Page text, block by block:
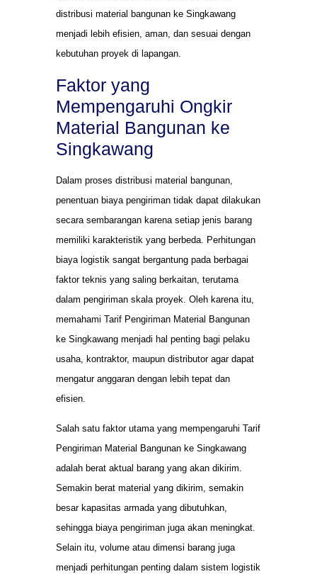
distribusi material bangunan ke Singkawang
menjadi lebih efisien, aman, dan sesuai dengan
kebutuhan proyek di lapangan.
Faktor yang
Mempengaruhi Ongkir
Material Bangunan ke
Singkawang
Dalam proses distribusi material bangunan,
penentuan biaya pengiriman tidak dapat dilakukan
secara sembarangan karena setiap jenis barang
memiliki karakteristik yang berbeda. Perhitungan
biaya logistik sangat bergantung pada berbagai
faktor teknis yang saling berkaitan, terutama
dalam pengiriman skala proyek. Oleh karena itu,
memahami Tarif Pengiriman Material Bangunan
ke Singkawang menjadi hal penting bagi pelaku
usaha, kontraktor, maupun distributor agar dapat
mengatur anggaran dengan lebih tepat dan
efisien.
Salah satu faktor utama yang mempengaruhi Tarif
Pengiriman Material Bangunan ke Singkawang
adalah berat aktual barang yang akan dikirim.
Semakin berat material yang dikirim, semakin
besar kapasitas armada yang dibutuhkan,
sehingga biaya pengiriman juga akan meningkat.
Selain itu, volume atau dimensi barang juga
menjadi perhitungan penting dalam sistem logistik